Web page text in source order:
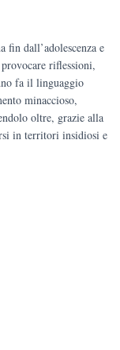
fin dall’adolescenza e
riflessioni,
fa il linguaggio
minaccioso,
oltre, grazie alla
in territori insidiosi e